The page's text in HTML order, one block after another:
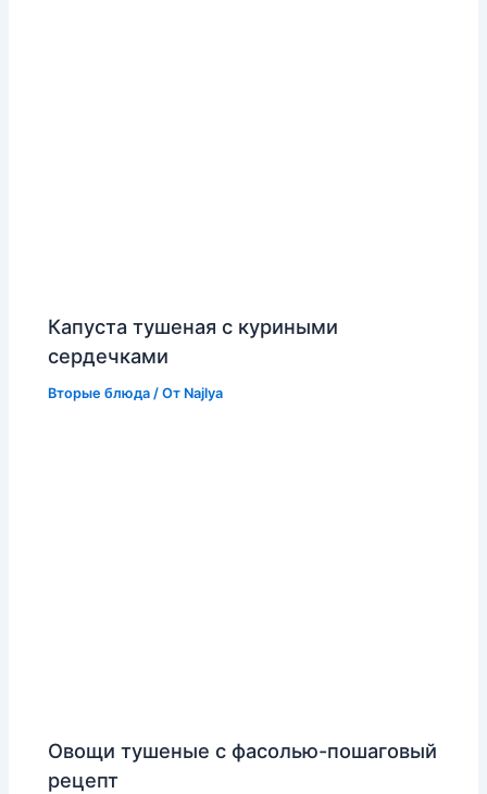
Капуста тушеная с куриными
сердечками
Вторые блюда / От Najlya
Овощи тушеные с фасолью-пошаговый
рецепт